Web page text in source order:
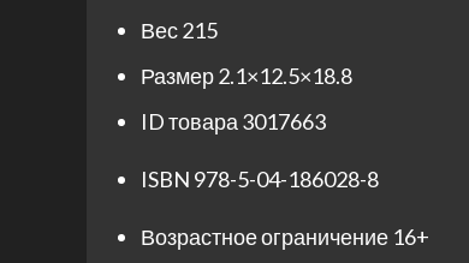
Вес215
Размер2.1×12.5×18.8
ID товара 3017663
ISBN 978-5-04-186028-8
Возрастное ограничение 16+